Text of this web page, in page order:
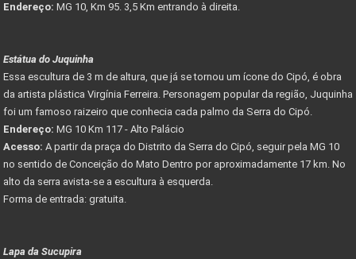
Endereço: MG 10, Km 95. 3,5 Km entrando à direita.
Estátua do Juquinha
Essa escultura de 3 m de altura, que já se tornou um ícone do Cipó, é obra
da artista plástica Virgínia Ferreira. Personagem popular da região, Juquinha
foi um famoso raizeiro que conhecia cada palmo da Serra do Cipó.
Endereço: MG 10 Km 117 - Alto Palácio
Acesso: A partir da praça do Distrito da Serra do Cipó, seguir pela MG 10
no sentido de Conceição do Mato Dentro por aproximadamente 17 km. No
alto da serra avista-se a escultura à esquerda.
Forma de entrada: gratuita.
Lapa da Sucupira